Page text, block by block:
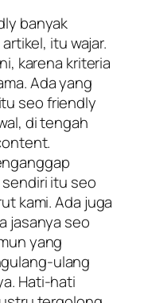
banyak
itu wajar.
karena kriteria
Ada yang
seo friendly
di tengah
itu seo
kami. Ada juga
jasanya seo
yang
ulang
Hati-hati